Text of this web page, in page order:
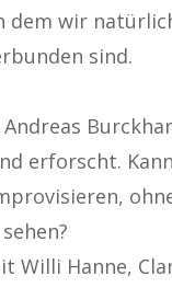
dem wir
sind.
Andreas
erforscht.
Willi Hanne,